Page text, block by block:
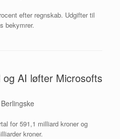
efter regnskab. Udgifter til
bekymrer.
AI løfter Microsofts
Berlingske
for 591,1 milliard kroner og
kroner.